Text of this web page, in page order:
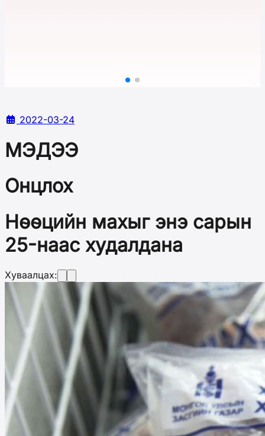
2022-03-24
МЭДЭЭ
Онцлох
Нөөцийн махыг энэ сарын
25-наас худалдана
Хуваалцах: